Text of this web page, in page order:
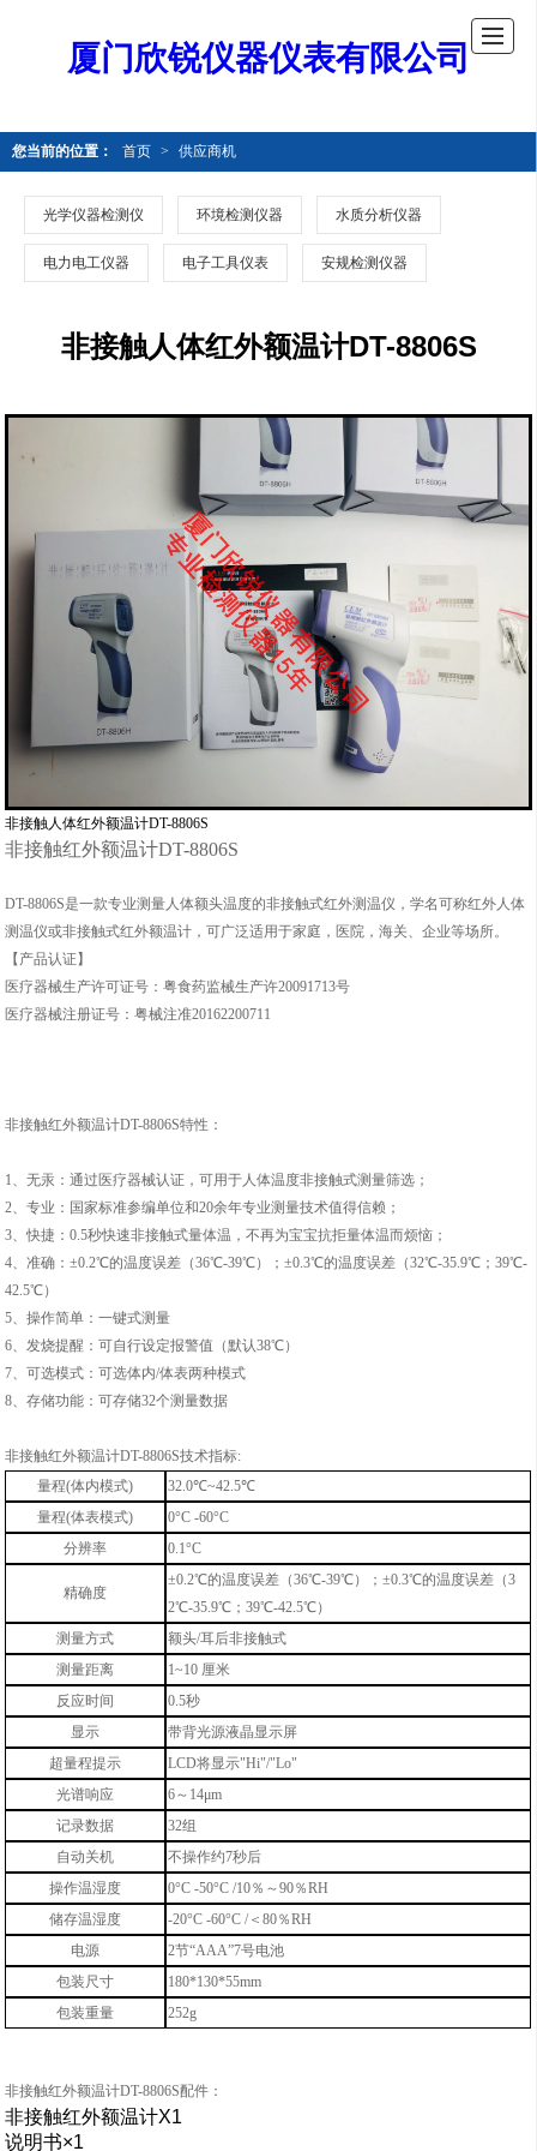
厦门欣锐仪器仪表有限公司
您当前的位置： 首页 > 供应商机
光学仪器检测仪 环境检测仪器 水质分析仪器
电力电工仪器 电子工具仪表 安规检测仪器
非接触人体红外额温计DT-8806S
非接触人体红外额温计DT-8806S
非接触红外额温计DT-8806S
DT-8806S是一款专业测量人体额头温度的非接触式红外测温仪，学名可称红外人体
测温仪或非接触式红外额温计，可广泛适用于家庭，医院，海关、企业等场所。
【产品认证】
医疗器械生产许可证号：粤食药监械生产许20091713号
医疗器械注册证号：粤械注准20162200711
非接触红外额温计DT-8806S特性：
1、无汞：通过医疗器械认证，可用于人体温度非接触式测量筛选；
2、专业：国家标准参编单位和20余年专业测量技术值得信赖；
3、快捷：0.5秒快速非接触式量体温，不再为宝宝抗拒量体温而烦恼；
4、准确：±0.2℃的温度误差（36℃-39℃）；±0.3℃的温度误差（32℃-35.9℃；39℃-
42.5℃）
5、操作简单：一键式测量
6、发烧提醒：可自行设定报警值（默认38℃）
7、可选模式：可选体内/体表两种模式
8、存储功能：可存储32个测量数据
非接触红外额温计DT-8806S技术指标:
量程(体内模式) 32.0℃~42.5℃
量程(体表模式) 0°C-60°C
分辨率
0.1°C
精确度
±0.2℃的温度误差（36℃-39℃）；±0.3℃的温度误差（3
2℃-35.9℃；39℃-42.5℃）
测量方式
额头/耳后非接触式
测量距离
1~10 厘米
反应时间
0.5秒
显示
带背光源液晶显示屏
超量程提示
LCD将显示"Hi"/"Lo"
光谱响应
6～ 14μm
记录数据
32组
自动关机
不操作约7秒后
操作温湿度
0°C-50°C/10％～90％RH
储存温湿度
-20°C-60°C/＜ 80％RH
电源
2节“AAA”7号电池
包装尺寸
180*130*55mm
包装重量
252g
非接触红外额温计DT-8806S配件：
非接触红外额温计X1
说明书×1